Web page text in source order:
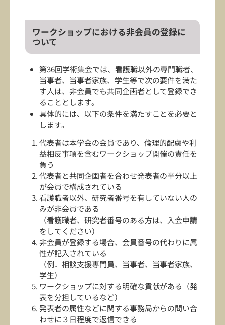
ワークショップにおける非会員の登録に
ついて
第36回学術集会では、看護職以外の専門職者、
当事者、当事者家族、学生等で次の要件を満た
す人は、非会員でも共同企画者として登録でき
ることとします。
具体的には、以下の条件を満たすことを必要と
します。
代表者は本学会の会員であり、倫理的配慮や利
益相反事項を含むワークショップ開催の責任を
負う
代表者と共同企画者を合わせ発表者の半分以上
が会員で構成されている
看護職者以外、研究者番号を有していない人の
みが非会員である
（看護職者、研究者番号のある方は、入会申請
をしてください）
非会員が登録する場合、会員番号の代わりに属
性が記入されている
（例．相談支援専門員、当事者、当事者家族、
学生）
ワークショップに対する明確な貢献がある（発
表を分担しているなど）
発表者の属性などに関する事務局からの問い合
わせに３日程度で返信できる